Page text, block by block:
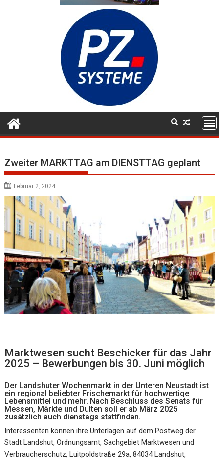
Zweiter MARKTTAG am DIENSTTAG geplant
Februar 2, 2024
Marktwesen sucht Beschicker für das Jahr
2025 – Bewerbungen bis 30. Juni möglich
Der Landshuter Wochenmarkt in der Unteren Neustadt ist
ein regional beliebter Frischemarkt für hochwertige
Lebensmittel und mehr. Nach Beschluss des Senats für
Messen, Märkte und Dulten soll er ab März 2025
zusätzlich auch dienstags stattfinden.
Interessenten können ihre Unterlagen auf dem Postweg der
Stadt Landshut, Ordnungsamt, Sachgebiet Marktwesen und
Verbraucherschutz, Luitpoldstraße 29a, 84034 Landshut,